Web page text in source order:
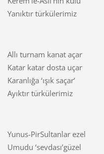
Yanıktır türkülerimiz
Allı turnam kanat açar
Katar katar dosta uçar
Karanlığa ‘ışık saçar’
Ayıktır türkülerimiz
Yunus-PirSultanlar ezel
Umudu ‘sevdası’güzel